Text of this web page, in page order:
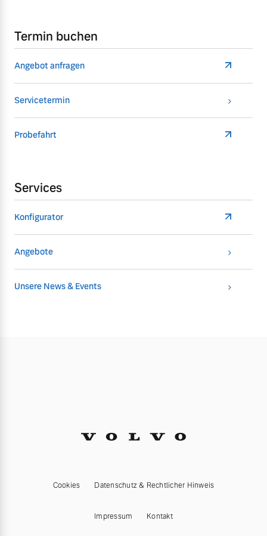
Termin buchen
Angebot anfragen
Servicetermin
Probefahrt
Services
Konfigurator
Angebote
Unsere News & Events
Cookies Datenschutz & Rechtlicher Hinweis
Impressum Kontakt